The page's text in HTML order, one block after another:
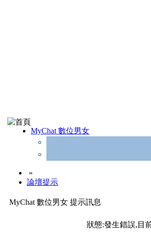
MyChat 數位男女
»
論壇提示
MyChat 數位男女 提示訊息
狀態:發生錯誤,目